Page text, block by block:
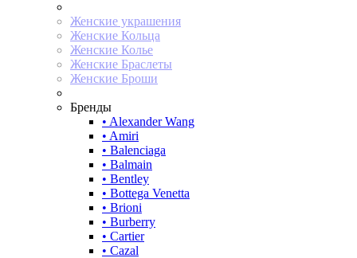
Женские украшения
Женские Кольца
Женские Колье
Женские Браслеты
Женские Броши
Бренды
• Alexander Wang
• Amiri
• Balenciaga
• Balmain
• Bentley
• Bottega Venetta
• Brioni
• Burberry
• Cartier
• Cazal